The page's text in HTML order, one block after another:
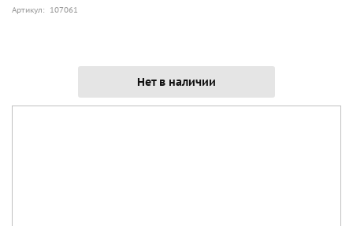
Артикул: 107061
Нет в наличии